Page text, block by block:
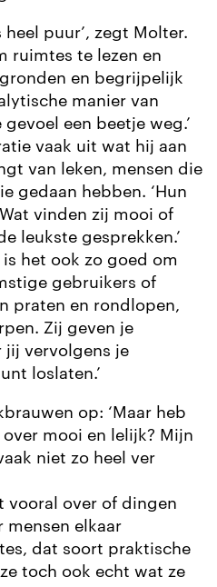
heel puur’, zegt Molter.
ruimtes te lezen en
en begrijpelijk
manier van
een beetje weg.’
vaak uit wat hij aan
van leken, mensen die
gedaan hebben. ‘Hun
vinden zij mooi of
leukste gesprekken.’
is het ook zo goed om
gebruikers of
praten en rondlopen,
Zij geven je
jij vervolgens je
loslaten.’
op: ‘Maar heb
mooi en lelijk? Mijn
niet zo heel ver
vooral over of dingen
elkaar
dat soort praktische
toch ook echt wat ze